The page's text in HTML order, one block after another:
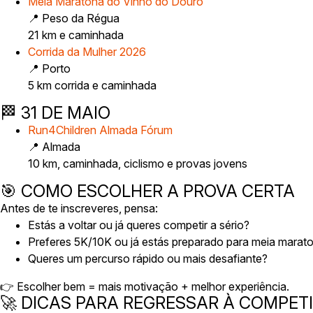
📍 Peso da Régua
21 km e caminhada
Corrida da Mulher 2026
📍 Porto
5 km corrida e caminhada
🏁 31 DE MAIO
Run4Children Almada Fórum
📍 Almada
10 km, caminhada, ciclismo e provas jovens
🎯 COMO ESCOLHER A PROVA CERTA
Antes de te inscreveres, pensa:
Estás a voltar ou já queres competir a sério?
Preferes 5K/10K ou já estás preparado para meia
Queres um percurso rápido ou mais desafiante?
👉 Escolher bem = mais motivação + melhor experiência.
🚀 DICAS PARA REGRESSAR À